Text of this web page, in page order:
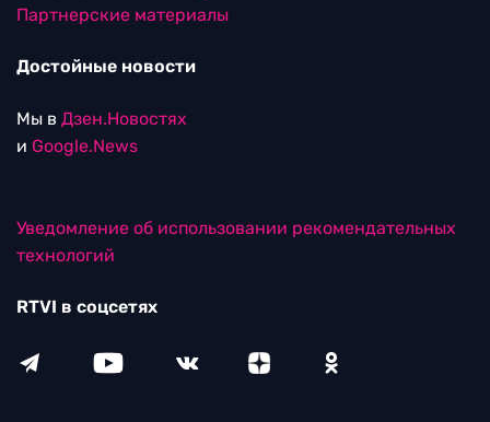
Партнерские материалы
Достойные новости
Мы в Дзен.Новостях
и Google.News
Уведомление об использовании рекомендательных
технологий
RTVI в соцсетях